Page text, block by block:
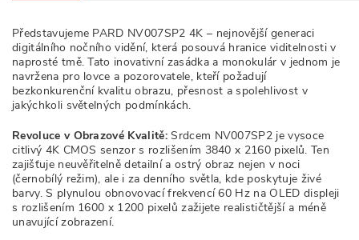
Představujeme PARD NV007SP2 4K – nejnovější generaci
digitálního nočního vidění, která posouvá hranice viditelnosti v
naprosté tmě. Tato inovativní zasádka a monokulár v jednom je
navržena pro lovce a pozorovatele, kteří požadují
bezkonkurenční kvalitu obrazu, přesnost a spolehlivost v
jakýchkoli světelných podmínkách.
Revoluce v Obrazové Kvalitě: Srdcem NV007SP2 je vysoce
citlivý 4K CMOS senzor s rozlišením 3840 x 2160 pixelů. Ten
zajišťuje neuvěřitelně detailní a ostrý obraz nejen v noci
(černobílý režim), ale i za denního světla, kde poskytuje živé
barvy. S plynulou obnovovací frekvencí 60 Hz na OLED displeji
s rozlišením 1600 x 1200 pixelů zažijete realističtější a méně
unavující zobrazení.